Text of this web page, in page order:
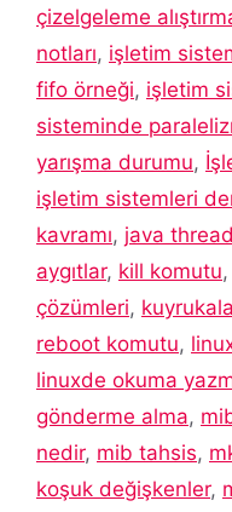
çizelgeleme
notları, işletim
fifo örneği, işletim
sisteminde
yarışma durumu,
işletim sistemleri
kavramı, java
aygıtlar, kill komutu,
çözümleri,
reboot komutu,
linuxde okuma
gönderme alma,
nedir, mib tahsis,
koşuk değişkenler,